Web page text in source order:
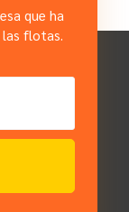
que ha
las flotas.